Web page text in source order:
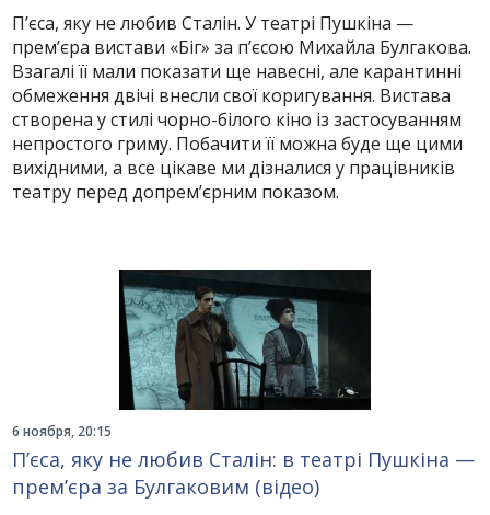
П’єса, яку не любив Сталін. У театрі Пушкіна —
прем’єра вистави «Біг» за п’єсою Михайла Булгакова.
Взагалі її мали показати ще навесні, але карантинні
обмеження двічі внесли свої коригування. Вистава
створена у стилі чорно-білого кіно із застосуванням
непростого гриму. Побачити її можна буде ще цими
вихідними, а все цікаве ми дізналися у працівників
театру перед допрем’єрним показом.
6 ноября, 20:15
П’єса, яку не любив Сталін: в театрі Пушкіна —
прем’єра за Булгаковим (відео)